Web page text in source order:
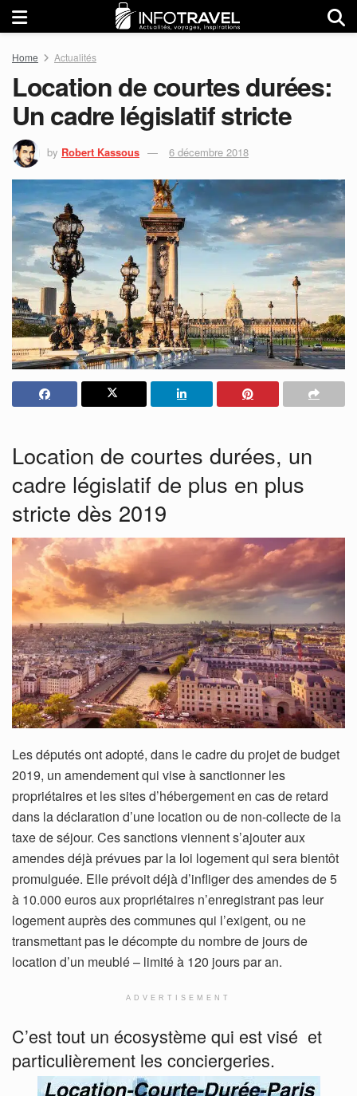
Home Actualités
Location de courtes durées:
Un cadre législatif stricte
by Robert Kassous 6 décembre 2018
Location de courtes durées, un
cadre législatif de plus en plus
stricte dès 2019
Les députés ont adopté, dans le cadre du projet de budget
2019, un amendement qui vise à sanctionner les
propriétaires et les sites d’hébergement en cas de retard
dans la déclaration d’une location ou de non-collecte de la
taxe de séjour. Ces sanctions viennent s’ajouter aux
amendes déjà prévues par la loi logement qui sera bientôt
promulguée. Elle prévoit déjà d’infliger des amendes de 5
à 10.000 euros aux propriétaires n’enregistrant pas leur
logement auprès des communes qui l’exigent, ou ne
transmettant pas le décompte du nombre de jours de
location d’un meublé – limité à 120 jours par an.
ADVERTISEMENT
C’est tout un écosystème qui est visé et
particulièrement les conciergeries.